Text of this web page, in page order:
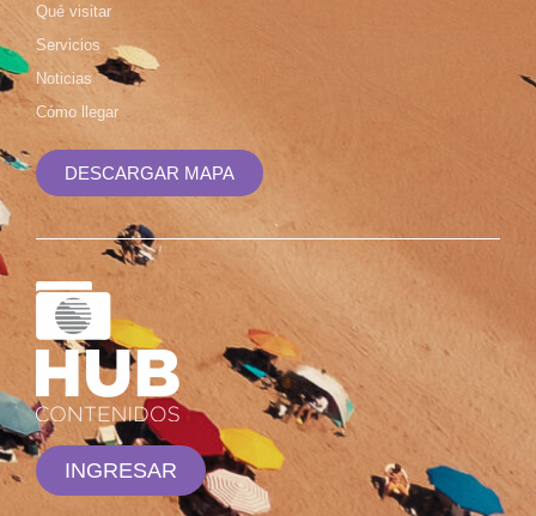
Qué visitar
Servicios
Noticias
Cómo llegar
DESCARGAR MAPA
INGRESAR